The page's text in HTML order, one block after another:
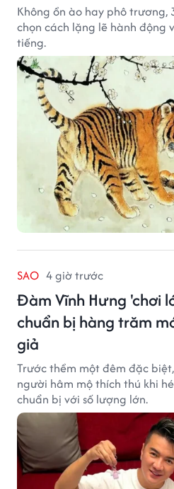
Không ồn ào hay phô
chọn cách lặng lẽ hành động
tiếng.
SAO 4 giờ trước
Đàm Vĩnh Hưng 'chơi
chuẩn bị hàng trăm
giả
Trước thềm một đêm đặc
người hâm mộ thích thú khi
chuẩn bị với số lượng lớn.